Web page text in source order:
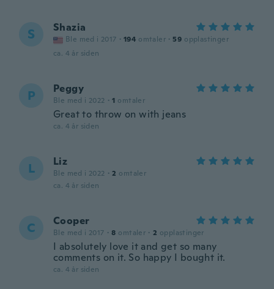
S Shazia
Ble med i 2017 · 194 omtaler · 59 opplastinger
ca. 4 år siden
P Peggy
Ble med i 2022 · 1 omtaler
Great to throw on with jeans
ca. 4 år siden
L Liz
Ble med i 2022 · 2 omtaler
ca. 4 år siden
C Cooper
Ble med i 2017 · 8 omtaler · 2 opplastinger
I absolutely love it and get so many
comments on it. So happy I bought it.
ca. 4 år siden